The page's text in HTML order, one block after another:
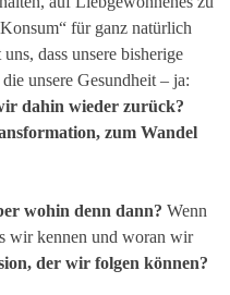
für ganz natürlich
dass unsere bisherige
unsere Gesundheit – ja:
dahin wieder zurück?
zum Wandel
wohin denn dann? Wenn
wir kennen und woran wir
der wir folgen können?